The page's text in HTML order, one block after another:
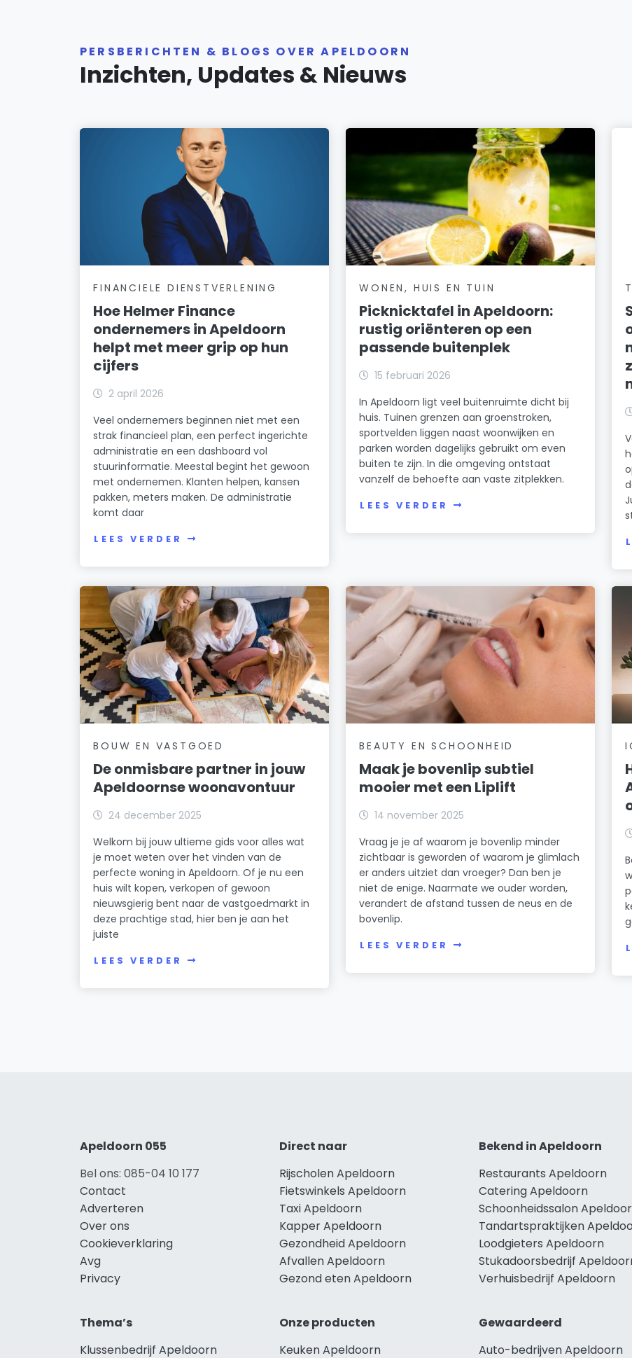
PERSBERICHTEN & BLOGS OVER APELDOORN
Inzichten, Updates & Nieuws
FINANCIELE DIENSTVERLENING
Hoe Helmer Finance
ondernemers in Apeldoorn
helpt met meer grip op hun
cijfers
2 april 2026
Veel ondernemers beginnen niet met een
strak financieel plan, een perfect ingerichte
administratie en een dashboard vol
stuurinformatie. Meestal begint het gewoon
met ondernemen. Klanten helpen, kansen
pakken, meters maken. De administratie
komt daar
LEES VERDER
WONEN, HUIS EN TUIN
Picknicktafel in Apeldoorn:
rustig oriënteren op een
passende buitenplek
15 februari 2026
In Apeldoorn ligt veel buitenruimte dicht bij
huis. Tuinen grenzen aan groenstroken,
sportvelden liggen naast woonwijken en
parken worden dagelijks gebruikt om even
buiten te zijn. In die omgeving ontstaat
vanzelf de behoefte aan vaste zitplekken.
LEES VERDER
BOUW EN VASTGOED
De onmisbare partner in jouw
Apeldoornse woonavontuur
24 december 2025
Welkom bij jouw ultieme gids voor alles wat
je moet weten over het vinden van de
perfecte woning in Apeldoorn. Of je nu een
huis wilt kopen, verkopen of gewoon
nieuwsgierig bent naar de vastgoedmarkt in
deze prachtige stad, hier ben je aan het
juiste
LEES VERDER
BEAUTY EN SCHOONHEID
Maak je bovenlip subtiel
mooier met een Liplift
14 november 2025
Vraag je je af waarom je bovenlip minder
zichtbaar is geworden of waarom je glimlach
er anders uitziet dan vroeger? Dan ben je
niet de enige. Naarmate we ouder worden,
verandert de afstand tussen de neus en de
bovenlip.
LEES VERDER
Apeldoorn 055
Bel ons: 085-04 10 177
Contact
Adverteren
Over ons
Cookieverklaring
Avg
Privacy
Direct naar
Rijscholen Apeldoorn
Fietswinkels Apeldoorn
Taxi Apeldoorn
Kapper Apeldoorn
Gezondheid Apeldoorn
Afvallen Apeldoorn
Gezond eten Apeldoorn
Bekend in Apeldoorn
Restaurants Apeldoorn
Catering Apeldoorn
Schoonheidssalon
Tandartspraktijken
Loodgieters Apeldoorn
Stukadoorsbedrijf
Verhuisbedrijf Apeldoorn
Thema’s
Klussenbedrijf Apeldoorn
Onze producten
Keuken Apeldoorn
Gewaardeerd
Auto-bedrijven Apeldoorn